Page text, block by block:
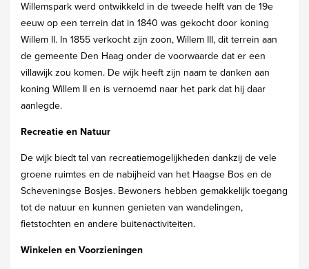
Willemspark werd ontwikkeld in de tweede helft van de 19e
eeuw op een terrein dat in 1840 was gekocht door koning
Willem II. In 1855 verkocht zijn zoon, Willem III, dit terrein aan
de gemeente Den Haag onder de voorwaarde dat er een
villawijk zou komen. De wijk heeft zijn naam te danken aan
koning Willem II en is vernoemd naar het park dat hij daar
aanlegde.
Recreatie en Natuur
De wijk biedt tal van recreatiemogelijkheden dankzij de vele
groene ruimtes en de nabijheid van het Haagse Bos en de
Scheveningse Bosjes. Bewoners hebben gemakkelijk toegang
tot de natuur en kunnen genieten van wandelingen,
fietstochten en andere buitenactiviteiten.
Winkelen en Voorzieningen